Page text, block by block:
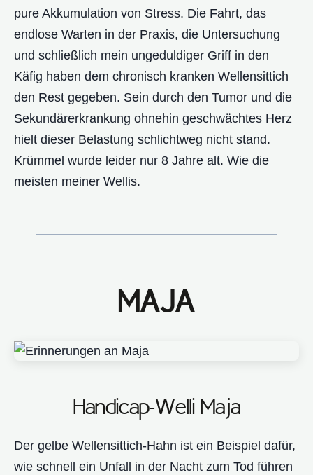
pure Akkumulation von Stress. Die Fahrt, das
endlose Warten in der Praxis, die Untersuchung
und schließlich mein ungeduldiger Griff in den
Käfig haben dem chronisch kranken Wellensittich
den Rest gegeben. Sein durch den Tumor und die
Sekundärerkrankung ohnehin geschwächtes Herz
hielt dieser Belastung schlichtweg nicht stand.
Krümmel wurde leider nur 8 Jahre alt. Wie die
meisten meiner Wellis.
MAJA
Handicap-Welli Maja
Der gelbe Wellensittich-Hahn ist ein Beispiel dafür,
wie schnell ein Unfall in der Nacht zum Tod führen